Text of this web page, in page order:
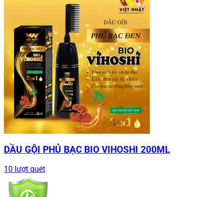
DẦU GỘI PHỦ BẠC BIO VIHOSHI 200ML
10 lượt quét